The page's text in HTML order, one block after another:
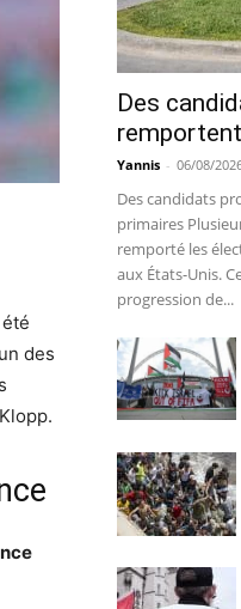
des
Des
Yannis - 06/08/
Des candidats
primaires
remporté les
aux États-Unis.
progression de...